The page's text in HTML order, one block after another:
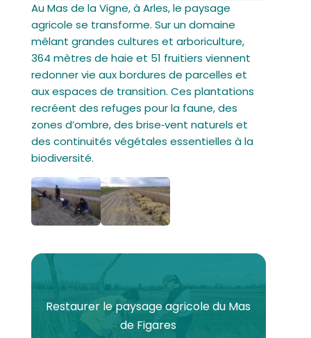
Au Mas de la Vigne, à Arles, le paysage
agricole se transforme. Sur un domaine
mêlant grandes cultures et arboriculture,
364 mètres de haie et 51 fruitiers viennent
redonner vie aux bordures de parcelles et
aux espaces de transition. Ces plantations
recréent des refuges pour la faune, des
zones d’ombre, des brise‑vent naturels et
des continuités végétales essentielles à la
biodiversité.
Restaurer le paysage agricole du Mas
de Figares